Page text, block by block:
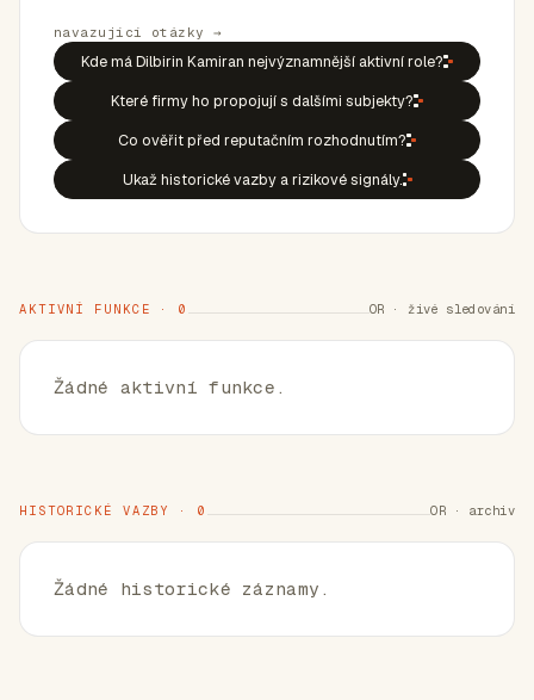
navazující otázky →
Kde má Dilbirin Kamiran nejvýznamnější aktivní role?
Které firmy ho propojují s dalšími subjekty?
Co ověřit před reputačním rozhodnutím?
Ukaž historické vazby a rizikové signály.
AKTIVNÍ FUNKCE · 0 OR · živé sledování
Žádné aktivní funkce.
HISTORICKÉ VAZBY · 0 OR · archiv
Žádné historické záznamy.